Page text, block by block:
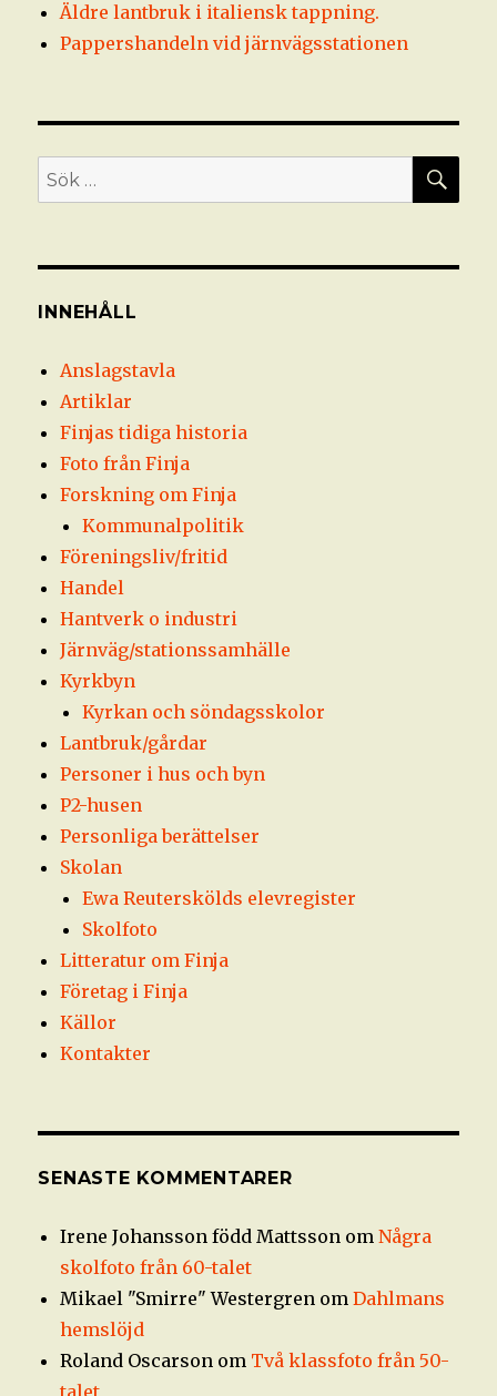
Äldre lantbruk i italiensk tappning.
Pappershandeln vid järnvägsstationen
Sök
efter:
INNEHÅLL
Anslagstavla
Artiklar
Finjas tidiga historia
Foto från Finja
Forskning om Finja
Kommunalpolitik
Föreningsliv/fritid
Handel
Hantverk o industri
Järnväg/stationssamhälle
Kyrkbyn
Kyrkan och söndagsskolor
Lantbruk/gårdar
Personer i hus och byn
P2-husen
Personliga berättelser
Skolan
Ewa Reuterskölds elevregister
Skolfoto
Litteratur om Finja
Företag i Finja
Källor
Kontakter
SENASTE KOMMENTARER
Irene Johansson född Mattsson omNågra
skolfoto från 60-talet
Mikael "Smirre" Westergren omDahlmans
hemslöjd
Roland Oscarson om Två klassfoto från 50-
talet